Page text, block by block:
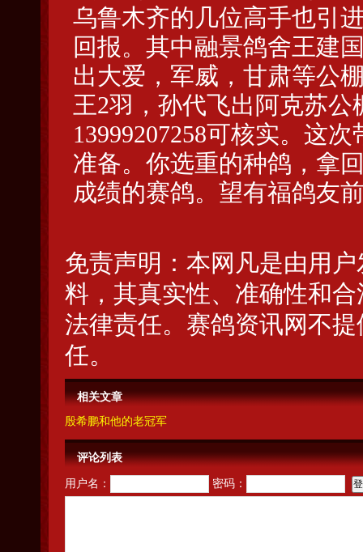
乌鲁木齐的几位高手也引
回报。其中融景鸽舍王建
出大爱，军威，甘肃等公
王2羽，孙代飞出阿克苏
13999207258可核实。这
准备。你选重的种鸽，拿
成绩的赛鸽。望有福鸽
免责声明：本网凡是由用
料，其真实性、准确性和
法律责任。赛鸽资讯网不
任。
相关文章
殷希鹏和他的老冠军
评论列表
用户名： 密码：